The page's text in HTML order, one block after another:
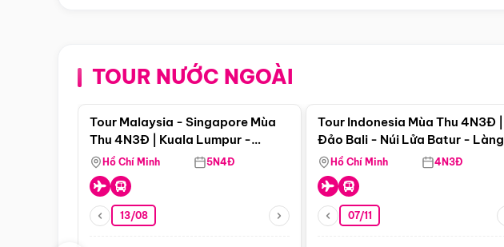
TOUR NƯỚC NGOÀI
Điểm nổi bật
Tour Malaysia - Singapore Mùa
Thu 4N3Đ | Kuala Lumpur -
Malacca - Johor Baru -
Singapore
Hồ Chí Minh 5N4Đ
13/08
Tour Indonesia Mùa Thu 4N3Đ |
Đảo Bali - Núi Lửa Batur - Làng
Penglipuran
Hồ Chí Minh 4N3Đ
07/11